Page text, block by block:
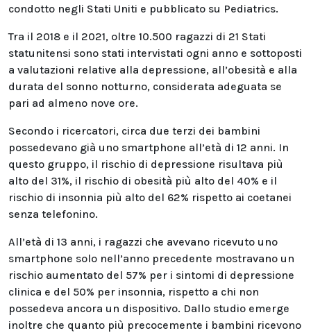
condotto negli Stati Uniti e pubblicato su Pediatrics.
Tra il 2018 e il 2021, oltre 10.500 ragazzi di 21 Stati
statunitensi sono stati intervistati ogni anno e sottoposti
a valutazioni relative alla depressione, all’obesità e alla
durata del sonno notturno, considerata adeguata se
pari ad almeno nove ore.
Secondo i ricercatori, circa due terzi dei bambini
possedevano già uno smartphone all’età di 12 anni. In
questo gruppo, il rischio di depressione risultava più
alto del 31%, il rischio di obesità più alto del 40% e il
rischio di insonnia più alto del 62% rispetto ai coetanei
senza telefonino.
All’età di 13 anni, i ragazzi che avevano ricevuto uno
smartphone solo nell’anno precedente mostravano un
rischio aumentato del 57% per i sintomi di depressione
clinica e del 50% per insonnia, rispetto a chi non
possedeva ancora un dispositivo. Dallo studio emerge
inoltre che quanto più precocemente i bambini ricevono